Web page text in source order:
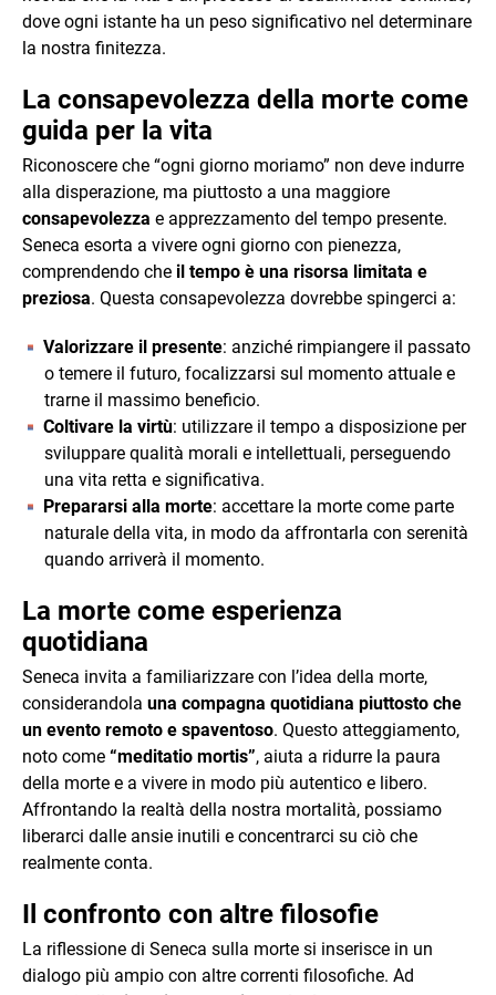
dove ogni istante ha un peso significativo nel determinare
la nostra finitezza.
La consapevolezza della morte come
guida per la vita
Riconoscere che “ogni giorno moriamo” non deve indurre
alla disperazione, ma piuttosto a una maggiore
consapevolezza e apprezzamento del tempo presente.
Seneca esorta a vivere ogni giorno con pienezza,
comprendendo che il tempo è una risorsa limitata e
preziosa. Questa consapevolezza dovrebbe spingerci a:
Valorizzare il presente: anziché rimpiangere il passato
o temere il futuro, focalizzarsi sul momento attuale e
trarne il massimo beneficio.
Coltivare la virtù: utilizzare il tempo a disposizione per
sviluppare qualità morali e intellettuali, perseguendo
una vita retta e significativa.
Prepararsi alla morte: accettare la morte come parte
naturale della vita, in modo da affrontarla con serenità
quando arriverà il momento.
La morte come esperienza
quotidiana
Seneca invita a familiarizzare con l’idea della morte,
considerandola una compagna quotidiana piuttosto che
un evento remoto e spaventoso. Questo atteggiamento,
noto come “meditatio mortis”, aiuta a ridurre la paura
della morte e a vivere in modo più autentico e libero.
Affrontando la realtà della nostra mortalità, possiamo
liberarci dalle ansie inutili e concentrarci su ciò che
realmente conta.
Il confronto con altre filosofie
La riflessione di Seneca sulla morte si inserisce in un
dialogo più ampio con altre correnti filosofiche. Ad